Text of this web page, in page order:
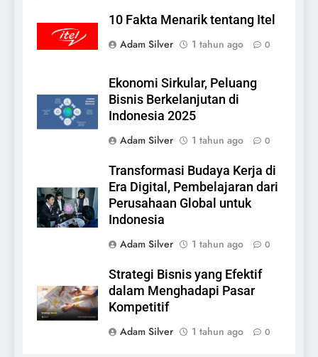
10 Fakta Menarik tentang Itel
Adam Silver
1 tahun ago 0
Ekonomi Sirkular, Peluang
Bisnis Berkelanjutan di
Indonesia 2025
Adam Silver
1 tahun ago 0
Transformasi Budaya Kerja di
Era Digital, Pembelajaran dari
Perusahaan Global untuk
Indonesia
Adam Silver
1 tahun ago 0
Strategi Bisnis yang Efektif
dalam Menghadapi Pasar
Kompetitif
Adam Silver
1 tahun ago 0